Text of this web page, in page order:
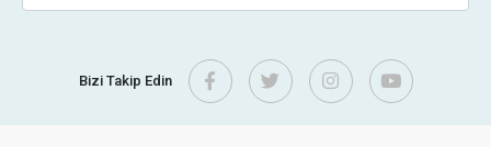
Bizi Takip Edin